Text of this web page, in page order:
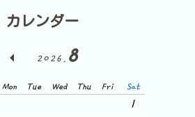
カレンダー
2026. 8
Mon Tue Wed Thu Fri Sat
1